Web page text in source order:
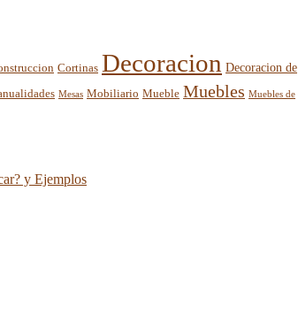
Cortinas Decoracion Decoracion de
Mesas Mobiliario Mueble Muebles Muebles de
y Ejemplos